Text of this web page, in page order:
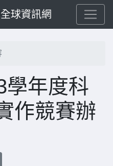
球資訊網
學年度科
作競賽辦